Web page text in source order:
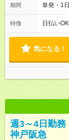
期間 単発・1
特徴 日払い
気になる！
週3～4日勤
神戸阪急